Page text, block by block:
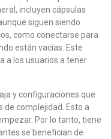
incluyen cápsulas
siguen siendo
como conectarse para
están vacías. Este
a los usuarios a tener
y configuraciones que
complejidad. Esto a
Por lo tanto, tiene
se benefician de